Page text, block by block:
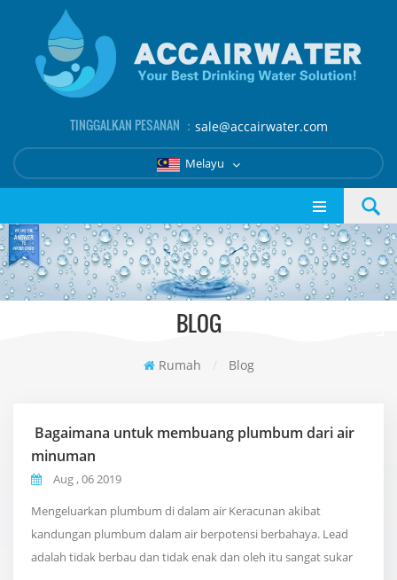
TINGGALKAN PESANAN ： sale@accairwater.com
Melayu
BLOG
Rumah / Blog
Bagaimana untuk membuang plumbum dari air
minuman
Aug , 06 2019
Mengeluarkan plumbum di dalam air Keracunan akibat
kandungan plumbum dalam air berpotensi berbahaya. Lead
adalah tidak berbau dan tidak enak dan oleh itu sangat sukar